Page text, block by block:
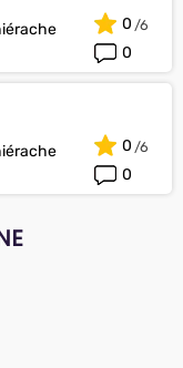
0
0
0
0